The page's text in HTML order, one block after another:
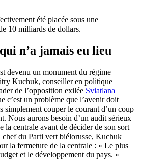
été placée sous une
10 milliards de dollars.
n’a jamais eu lieu
devenu un monument du régime
Kuchuk, conseiller en politique
de l’opposition exilée Sviatlana
c’est un problème que l’avenir doit
simplement couper le courant d’un coup
Nous aurons besoin d’un audit sérieux
la centrale avant de décider de son sort
chef du Parti vert biélorusse, Kuchuk
la fermeture de la centrale : « Le plus
et le développement du pays. »